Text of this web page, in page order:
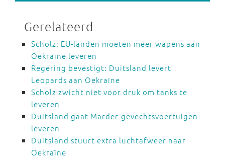
Gerelateerd
Scholz: EU-landen moeten meer wapens aan
Oekraïne leveren
Regering bevestigt: Duitsland levert
Leopards aan Oekraïne
Scholz zwicht niet voor druk om tanks te
leveren
Duitsland gaat Marder-gevechtsvoertuigen
leveren
Duitsland stuurt extra luchtafweer naar
Oekraïne